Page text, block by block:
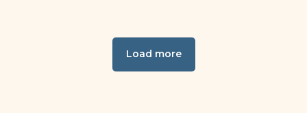
Load more